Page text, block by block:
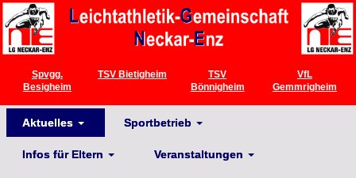
Spvgg.
Besigheim
TSV Bietigheim
TSV
Bönnigheim
VfL
Gemmrigheim
Aktuelles Sportbetrieb
Infos für Eltern Veranstaltungen